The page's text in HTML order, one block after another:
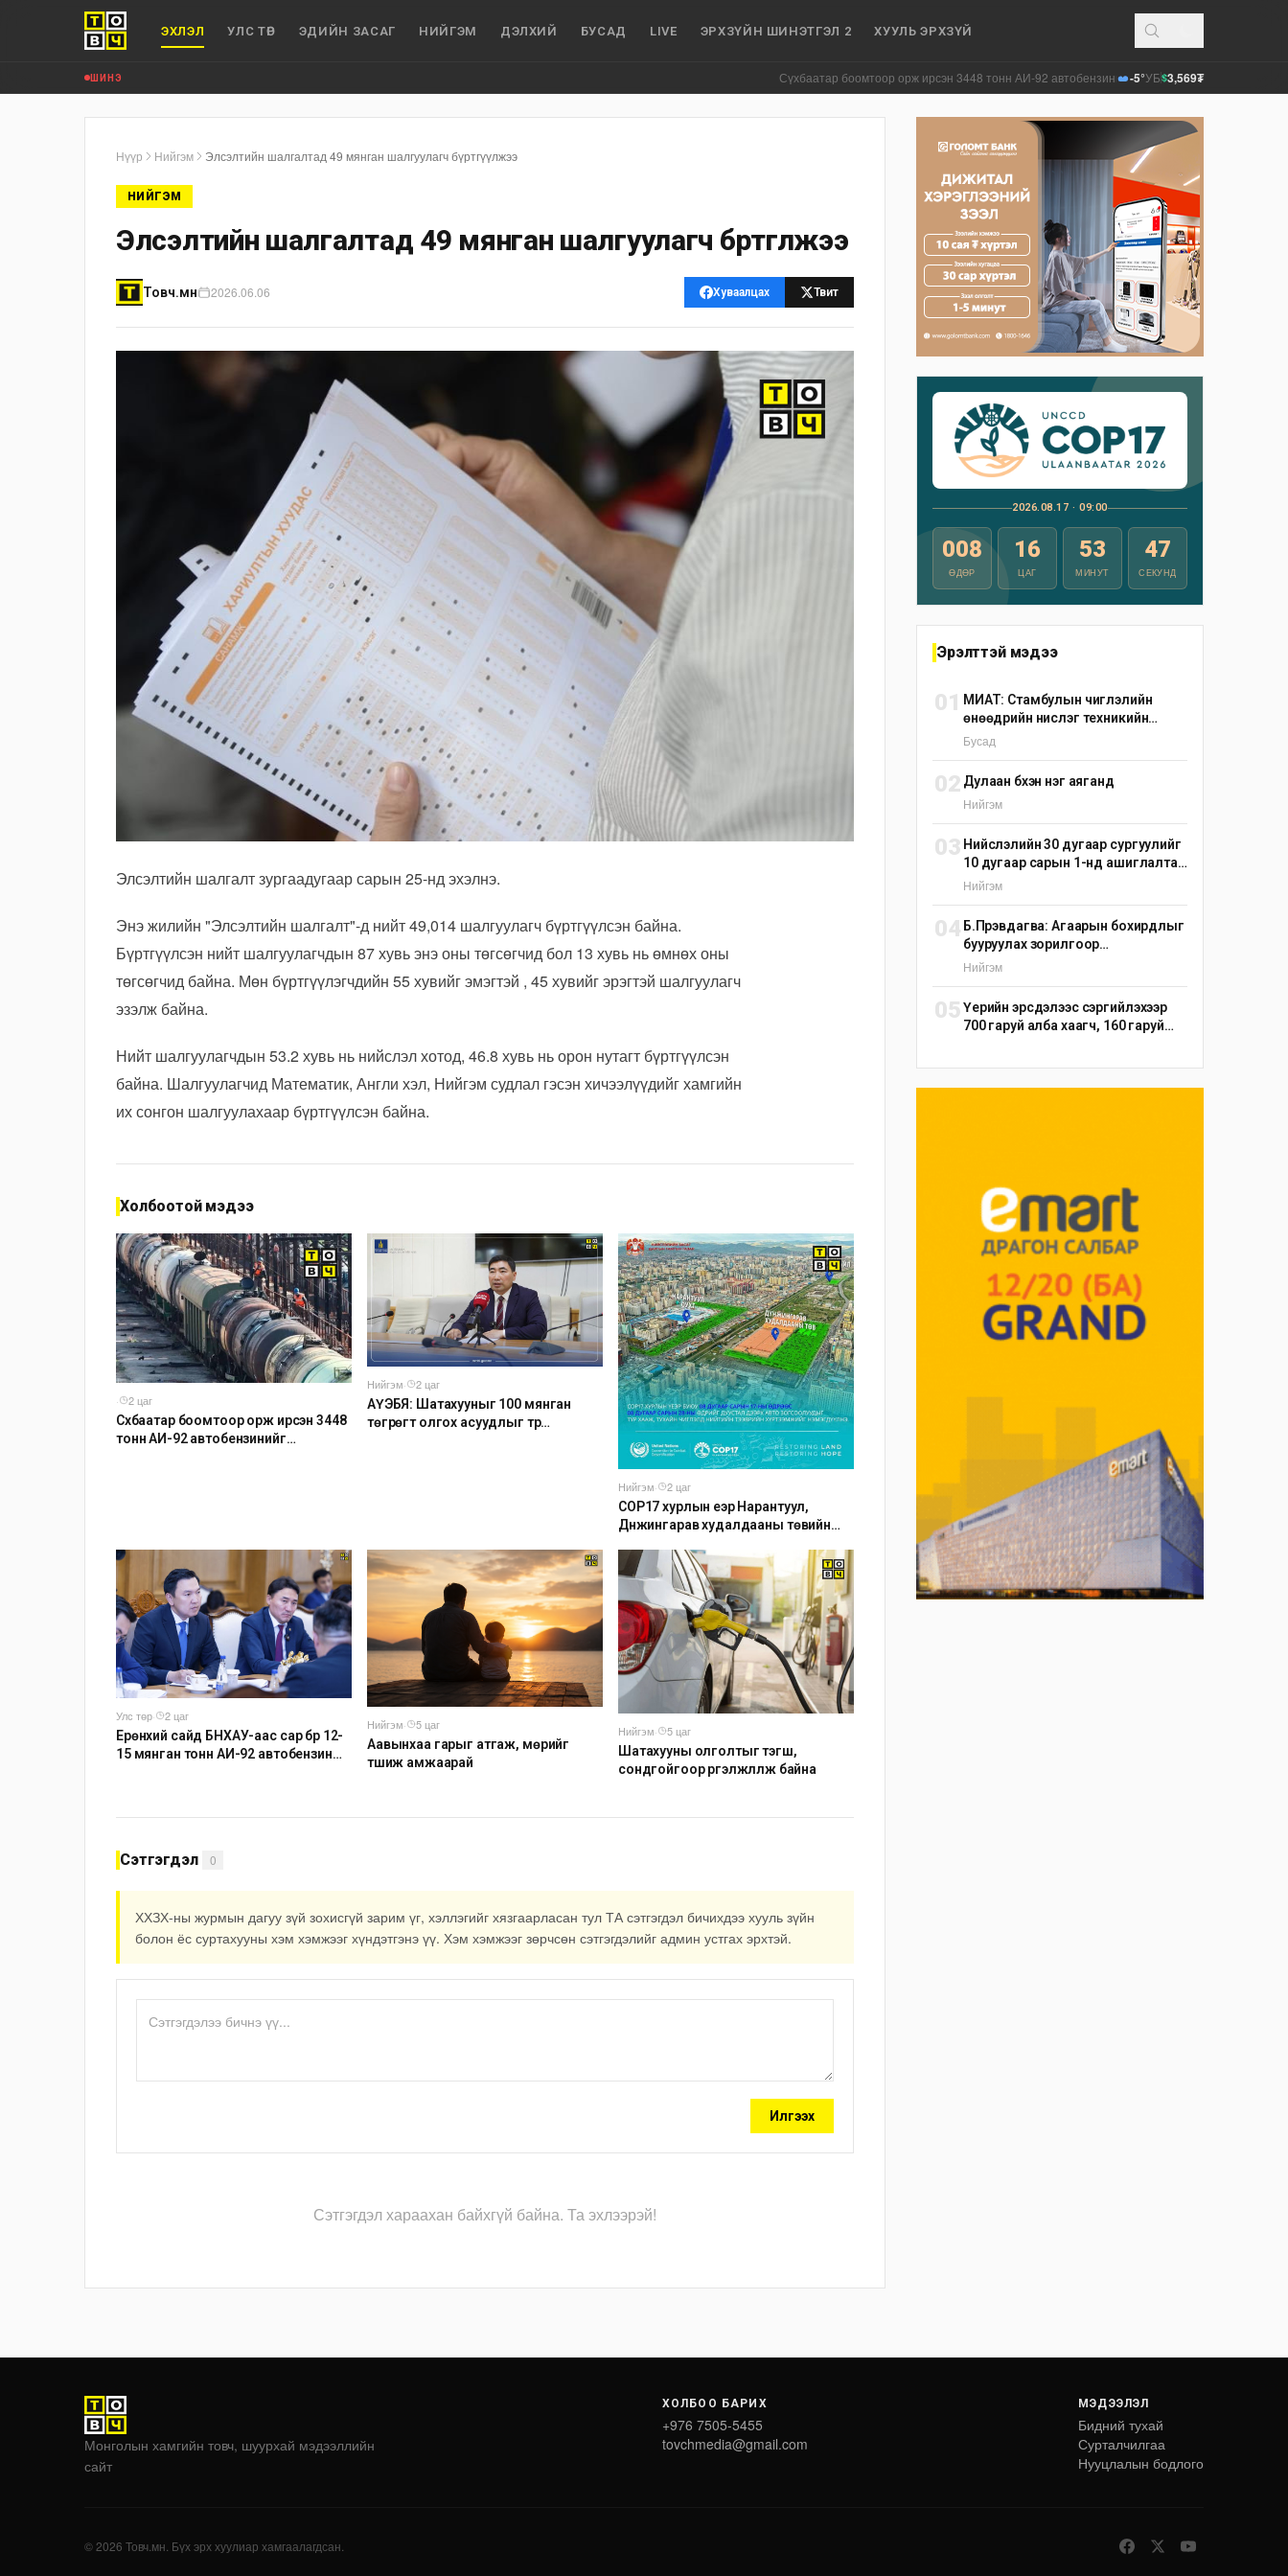
ЭХЛЭЛ УЛС ТӨР ЭДИЙН ЗАСАГ НИЙГЭМ ДЭЛХИЙ БУСАД LIVE ЭРХЗҮЙН ШИНЭТГЭЛ 2 ХУУЛЬ ЭРХЗҮЙ
ШИНЭ Сүхбаатар боомтоор орж ирсэн 3448 тонн АИ-92 автобензинийг агуулахуудад буулгах ажлыг зохион
-5°УБ$3,569₮
Нүүр Нийгэм Элсэлтийн шалгалтад 49 мянган шалгуулагч бүртгүүлжээ
НИЙГЭМ
Элсэлтийн шалгалтад 49 мянган шалгуулагч бүртгүүлжээ
Товч.мн 2026.06.06 Хуваалцах Твит
Элсэлтийн шалгалт зургаадугаар сарын 25-нд эхэлнэ.
Энэ жилийн "Элсэлтийн шалгалт"-д нийт 49,014 шалгуулагч бүртгүүлсэн байна.
Бүртгүүлсэн нийт шалгуулагчдын 87 хувь энэ оны төгсөгчид бол 13 хувь нь өмнөх оны
төгсөгчид байна. Мөн бүртгүүлэгчдийн 55 хувийг эмэгтэй , 45 хувийг эрэгтэй шалгуулагч
эзэлж байна.
Нийт шалгуулагчдын 53.2 хувь нь нийслэл хотод, 46.8 хувь нь орон нутагт бүртгүүлсэн
байна. Шалгуулагчид Математик, Англи хэл, Нийгэм судлал гэсэн хичээлүүдийг хамгийн
их сонгон шалгуулахаар бүртгүүлсэн байна.
Холбоотой мэдээ
·
2 цаг
Сүхбаатар боомтоор орж ирсэн 3448
тонн АИ-92 автобензинийг
Нийгэм·
2 цаг
АҮЭБЯ: Шатахууныг 100 мянган
төгрөгт олгох асуудлыг түр
Нийгэм·
2 цаг
COP17 хурлын үеэр Нарантуул,
Дүнжингарав худалдааны төвийн
Улс төр·
2 цаг
Ерөнхий сайд БНХАУ-аас сар бүр 12-
15 мянган тонн АИ-92 автобензин
Нийгэм·
5 цаг
Аавынхаа гарыг атгаж, мөрийг
түшиж амжаарай
Нийгэм·
5 цаг
Шатахууны олголтыг тэгш,
сондгойгоор үргэлжлүүлж байна
Сэтгэгдэл 0
ХХЗХ-ны журмын дагуу зүй зохисгүй зарим үг, хэллэгийг хязгаарласан тул ТА сэтгэгдэл бичихдээ хууль зүйн
болон ёс суртахууны хэм хэмжээг хүндэтгэнэ үү. Хэм хэмжээг зөрчсөн сэтгэгдэлийг админ устгах эрхтэй.
Илгээх
Сэтгэгдэл хараахан байхгүй байна. Та эхлээрэй!
2026.08.17 · 09:00
008
ӨДӨР
16
ЦАГ
53
МИНУТ
46
СЕКУНД
Эрэлттэй мэдээ
01 МИАТ: Стамбулын чиглэлийн
өнөөдрийн нислэг техникийн
шалтгаанаар цуцлагдлаа
Бусад
02 Дулаан бүхэн нэг аяганд
Нийгэм
03 Нийслэлийн 30 дугаар сургуулийг
10 дугаар сарын 1-нд ашиглалтад
оруулна
Нийгэм
04 Б.Пүрэвдагва: Агаарын бохирдлыг
бууруулах зорилгоор
эрдэнэшишийн барьцалдуулагч
Нийгэм
05Үерийн эрсдэлээс сэргийлэхээр
700 гаруй алба хаагч, 160 гаруй
Монголын хамгийн товч, шуурхай мэдээллийн
сайт
ХОЛБОО БАРИХ
+976 7505-5455
tovchmedia@gmail.com
МЭДЭЭЛЭЛ
Бидний тухай
Сурталчилгаа
Нууцлалын бодлого
© 2026 Товч.мн. Бүх эрх хуулиар хамгаалагдсан.